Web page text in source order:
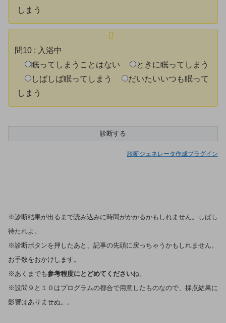
しまう
問10 : 入浴中
眠ってしまうことはない
ときに眠ってしまう
しばしば眠ってしまう
だいたいいつも眠って
しまう
診断ジェネレータ作成プラグイン
※診断結果が出るまで読み込みに時間がかかるかもしれません。しばし
待たれよ。
※診断ボタンを押したあと、記事の先頭に戻っちゃうかもしれません。
お手数をおかけします。
※あくまでも参考程度にとどめてくださいね。
※設問９と１０はプログラムの都合で用意したものなので、採点結果に
影響はありませぬ。。